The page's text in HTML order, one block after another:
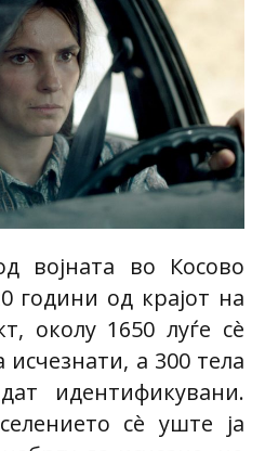
војната во Косово
години од крајот на
околу 1650 луѓе сè
а 300 тела
идентификувани.
сè уште ја